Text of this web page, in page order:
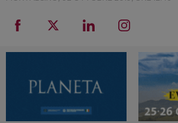
DICONO DI NOI